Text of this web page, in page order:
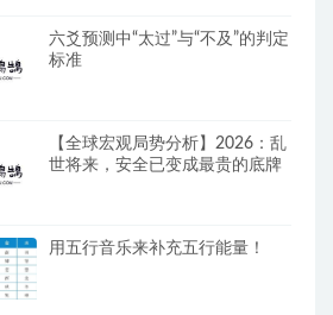
六爻预测中“太过”与“不及”的判定
标准
【全球宏观局势分析】2026：乱
世将来，安全已变成最贵的底牌
用五行音乐来补充五行能量！